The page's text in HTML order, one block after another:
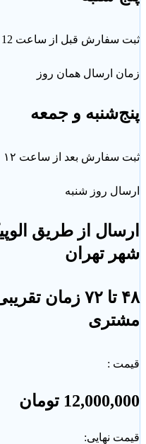
سفارش قبل از ساعت 12
ارسال همان روز
و جمعه
سفارش بعد از ساعت ۱۲
روز شنبه
از طریق
تهران
۴۸ تا ۷۲ زمان
:
تومان
نهایی: